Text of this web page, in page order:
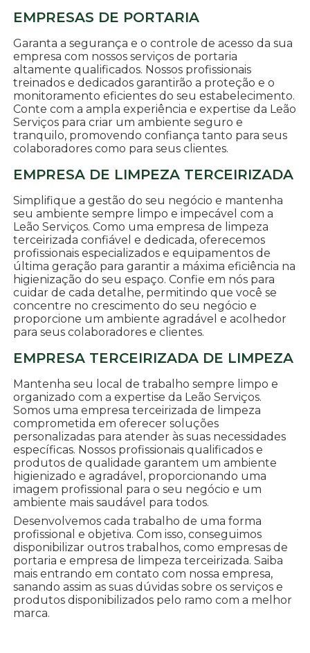
EMPRESAS DE PORTARIA
Garanta a segurança e o controle de acesso da sua
empresa com nossos serviços de portaria
altamente qualificados. Nossos profissionais
treinados e dedicados garantirão a proteção e o
monitoramento eficientes do seu estabelecimento.
Conte com a ampla experiência e expertise da Leão
Serviços para criar um ambiente seguro e
tranquilo, promovendo confiança tanto para seus
colaboradores como para seus clientes.
EMPRESA DE LIMPEZA TERCEIRIZADA
Simplifique a gestão do seu negócio e mantenha
seu ambiente sempre limpo e impecável com a
Leão Serviços. Como uma empresa de limpeza
terceirizada confiável e dedicada, oferecemos
profissionais especializados e equipamentos de
última geração para garantir a máxima eficiência na
higienização do seu espaço. Confie em nós para
cuidar de cada detalhe, permitindo que você se
concentre no crescimento do seu negócio e
proporcione um ambiente agradável e acolhedor
para seus colaboradores e clientes.
EMPRESA TERCEIRIZADA DE LIMPEZA
Mantenha seu local de trabalho sempre limpo e
organizado com a expertise da Leão Serviços.
Somos uma empresa terceirizada de limpeza
comprometida em oferecer soluções
personalizadas para atender às suas necessidades
específicas. Nossos profissionais qualificados e
produtos de qualidade garantem um ambiente
higienizado e agradável, proporcionando uma
imagem profissional para o seu negócio e um
ambiente mais saudável para todos.
Desenvolvemos cada trabalho de uma forma
profissional e objetiva. Com isso, conseguimos
disponibilizar outros trabalhos, como empresas de
portaria e empresa de limpeza terceirizada. Saiba
mais entrando em contato com nossa empresa,
sanando assim as suas dúvidas sobre os serviços e
produtos disponibilizados pelo ramo com a melhor
marca.